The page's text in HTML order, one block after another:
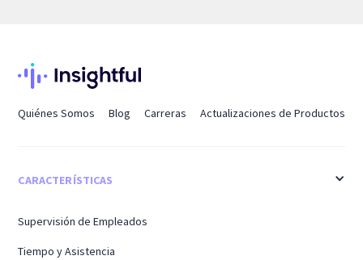
Quiénes Somos Blog Carreras Actualizaciones de Productos
CARACTERÍSTICAS
Supervisión de Empleados
Tiempo y Asistencia